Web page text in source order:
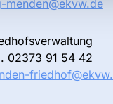
menden@ekvw.de
02373 91 54 42